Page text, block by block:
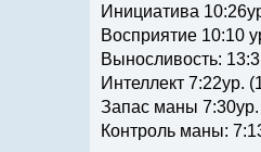
Инициатива
Восприятие 10:10
Выносливость:
Интеллект 7:22ур.
Запас маны
Контроль маны: